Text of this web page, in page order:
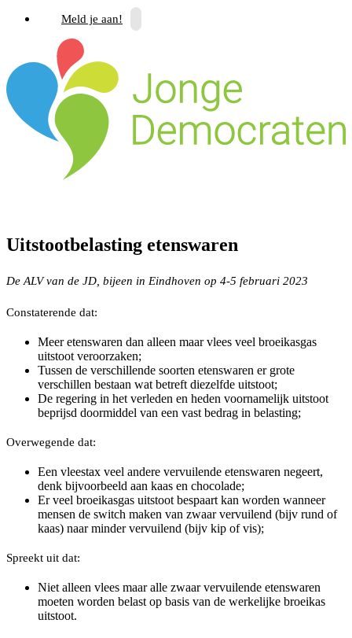
Meld je aan!
Uitstootbelasting etenswaren
De ALV van de JD, bijeen in Eindhoven op 4-5 februari 2023
Constaterende dat:
Meer etenswaren dan alleen maar vlees veel broeikasgas
uitstoot veroorzaken;
Tussen de verschillende soorten etenswaren er grote
verschillen bestaan wat betreft diezelfde uitstoot;
De regering in het verleden en heden voornamelijk uitstoot
beprijsd doormiddel van een vast bedrag in belasting;
Overwegende dat:
Een vleestax veel andere vervuilende etenswaren negeert,
denk bijvoorbeeld aan kaas en chocolade;
Er veel broeikasgas uitstoot bespaart kan worden wanneer
mensen de switch maken van zwaar vervuilend (bijv rund of
kaas) naar minder vervuilend (bijv kip of vis);
Spreekt uit dat:
Niet alleen vlees maar alle zwaar vervuilende etenswaren
moeten worden belast op basis van de werkelijke broeikas
uitstoot.